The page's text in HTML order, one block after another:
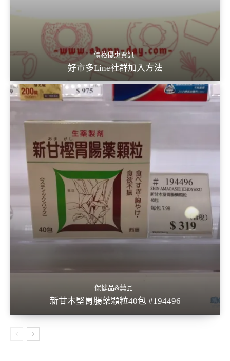
價格優惠資訊
好市多Line社群加入方法
保健品&藥品
新甘木堅胃腸藥顆粒40包 #194496